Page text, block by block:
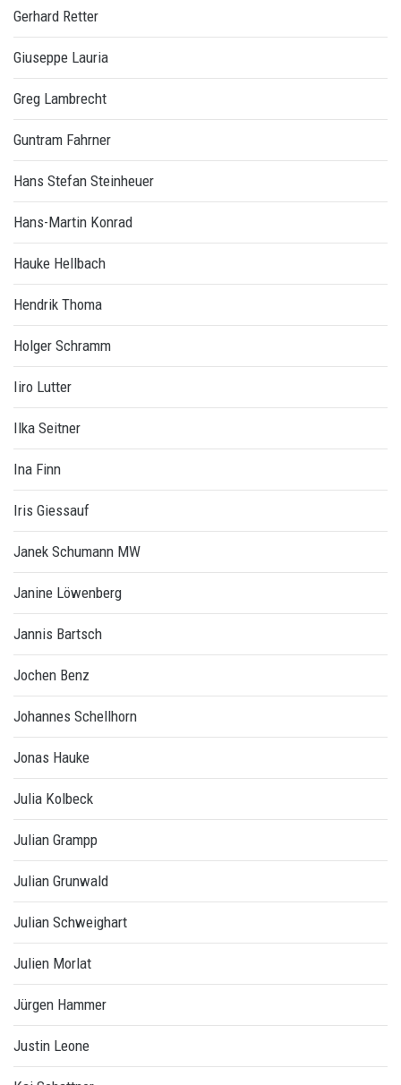
Gerhard Retter
Giuseppe Lauria
Greg Lambrecht
Guntram Fahrner
Hans Stefan Steinheuer
Hans-Martin Konrad
Hauke Hellbach
Hendrik Thoma
Holger Schramm
Iiro Lutter
Ilka Seitner
Ina Finn
Iris Giessauf
Janek Schumann MW
Janine Löwenberg
Jannis Bartsch
Jochen Benz
Johannes Schellhorn
Jonas Hauke
Julia Kolbeck
Julian Grampp
Julian Grunwald
Julian Schweighart
Julien Morlat
Jürgen Hammer
Justin Leone